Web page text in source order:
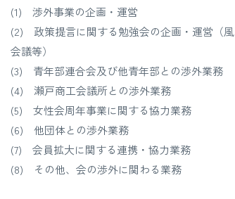
(1) 渉外事業の企画・運営
(2) 政策提言に関する勉強会の企画・運営（風
会議等）
(3) 青年部連合会及び他青年部との渉外業務
(4) 瀬戸商工会議所との渉外業務
(5) 女性会周年事業に関する協力業務
(6) 他団体との渉外業務
(7) 会員拡大に関する連携・協力業務
(8) その他、会の渉外に関わる業務